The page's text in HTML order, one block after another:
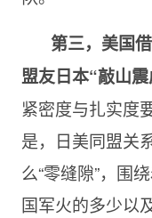
第三，美国
盟友日本“敲山震
紧密度与扎实度
是，日美同盟关
么“零缝隙”，围
国军火的多少以